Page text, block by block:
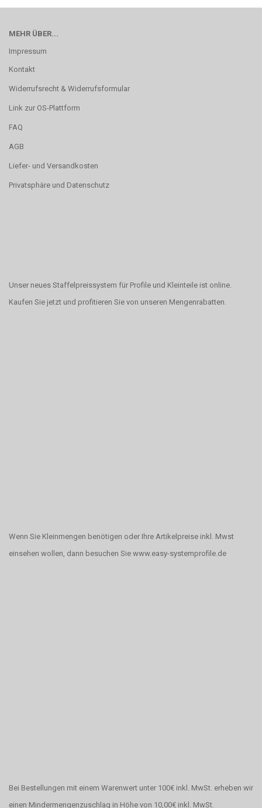
MEHR ÜBER...
Impressum
Kontakt
Widerrufsrecht & Widerrufsformular
Link zur OS-Plattform
FAQ
AGB
Liefer- und Versandkosten
Privatsphäre und Datenschutz
Unser neues Staffelpreissystem für Profile und Kleinteile ist online.
Kaufen Sie jetzt und profitieren Sie von unseren Mengenrabatten.
Wenn Sie Kleinmengen benötigen oder Ihre Artikelpreise inkl. Mwst
einsehen wollen, dann besuchen Sie www.easy-systemprofile.de
Bei Bestellungen mit einem Warenwert unter 100€ inkl. MwSt. erheben wir
einen Mindermengenzuschlag in Höhe von 10,00€ inkl. MwSt.